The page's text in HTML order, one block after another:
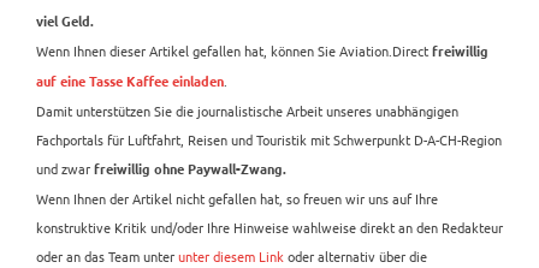
viel Geld.
Wenn Ihnen dieser Artikel gefallen hat, können Sie Aviation.Direct freiwillig
auf eine Tasse Kaffee einladen
Damit unterstützen Sie die journalistische Arbeit unseres unabhängigen
Fachportals für Luftfahrt, Reisen und Touristik mit Schwerpunkt D-A-CH-Region
und zwar freiwillig ohne Paywall-Zwang.
Wenn Ihnen der Artikel nicht gefallen hat, so freuen wir uns auf Ihre
konstruktive Kritik und/oder Ihre Hinweise wahlweise direkt an den Redakteur
oder an das Team unterunter diesem Link oder alternativ über die